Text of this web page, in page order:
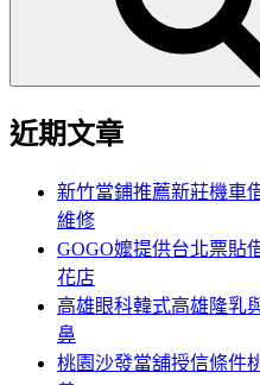
近期文章
新竹當鋪推薦新莊機車
維修
GOGO嬤提供台北票貼
花店
高雄眼科韓式高雄隆乳
鼻
桃園沙發當舖授信條件